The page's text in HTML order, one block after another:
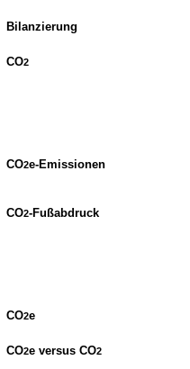
Bilanzierung
CO2
CO2e-Emissionen
CO2-Fußabdruck
CO2e
CO2e versus CO2